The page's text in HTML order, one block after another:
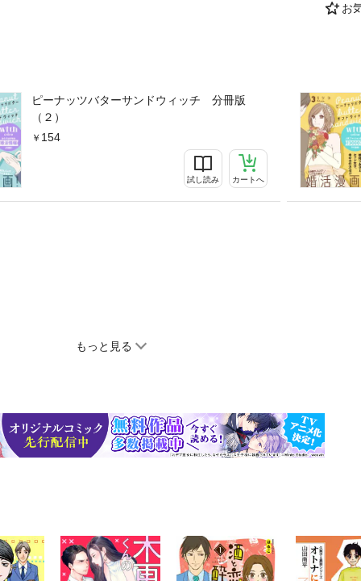
お
ピーナッツバターサンドウィッチ 分冊版
（２）
154
試し読み カートへ
もっと見る